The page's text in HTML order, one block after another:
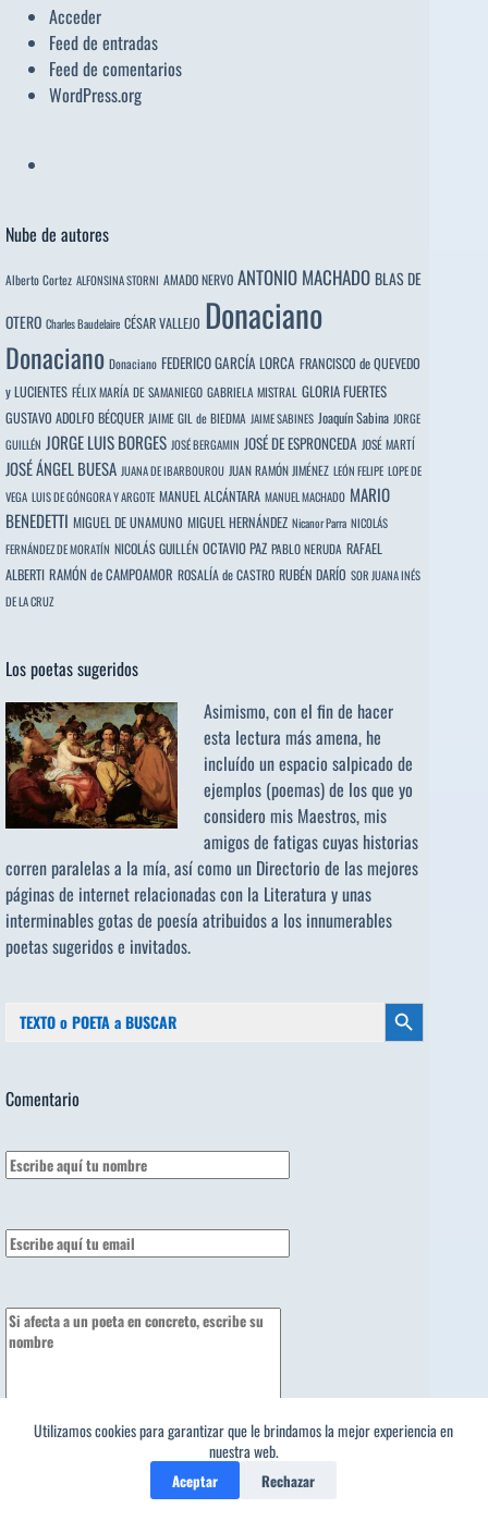
Utilizamos cookies para garantizar que le brindamos la mejor experiencia en
nuestra web.
Aceptar Rechazar
Acceder
Feed de entradas
Feed de comentarios
WordPress.org
Nube de autores
Alberto Cortez ALFONSINA STORNI AMADO NERVO ANTONIO MACHADO BLAS DE
OTERO Charles Baudelaire CÉSAR VALLEJO Donaciano
Donaciano Donaciano FEDERICO GARCÍA LORCA FRANCISCO de QUEVEDO
y LUCIENTES FÉLIX MARÍA DE SAMANIEGO GABRIELA MISTRAL GLORIA FUERTES
GUSTAVO ADOLFO BÉCQUER JAIME GIL de BIEDMA JAIME SABINES Joaquín Sabina JORGE
GUILLÉN JORGE LUIS BORGES JOSÉ BERGAMIN JOSÉ DE ESPRONCEDA JOSÉ MARTÍ
JOSÉ ÁNGEL BUESA JUANA DE IBARBOUROU JUAN RAMÓN JIMÉNEZ LEÓN FELIPE LOPE DE
VEGA LUIS DE GÓNGORA Y ARGOTE MANUEL ALCÁNTARA MANUEL MACHADO MARIO
BENEDETTI MIGUEL DE UNAMUNO MIGUEL HERNÁNDEZ Nicanor Parra NICOLÁS
FERNÁNDEZ DE MORATÍN NICOLÁS GUILLÉN OCTAVIO PAZ PABLO NERUDA RAFAEL
ALBERTI RAMÓN de CAMPOAMOR ROSALÍA de CASTRO RUBÉN DARÍO SOR JUANA INÉS
DE LA CRUZ
Los poetas sugeridos
Asimismo, con el fin de hacer
esta lectura más amena, he
incluído un espacio salpicado de
ejemplos (poemas) de los que yo
considero mis Maestros, mis
amigos de fatigas cuyas historias
corren paralelas a la mía, así como un Directorio de las mejores
páginas de internet relacionadas con la Literatura y unas
interminables gotas de poesía atribuidos a los innumerables
poetas sugeridose invitados.
Botón de búsqueda
Comentario